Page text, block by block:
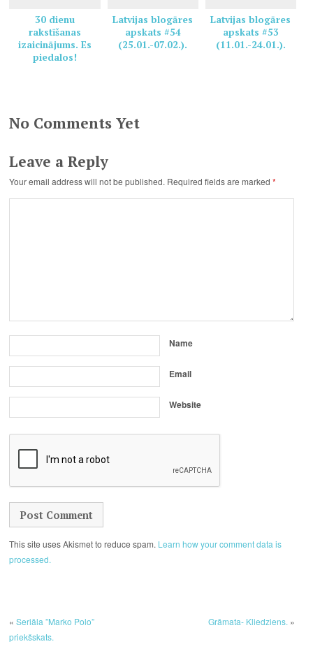
30 dienu
rakstīšanas
izaicinājums. Es
piedalos!
Latvijas blogāres
apskats #54
(25.01.-07.02.).
Latvijas blogāres
apskats #53
(11.01.-24.01.).
No Comments Yet
Leave a Reply
Your email address will not be published. Required fields are marked*
Name
Email
Website
This site uses Akismet to reduce spam. Learn how your comment data is
processed.
«Seriāla ”Marko Polo”
priekšskats.
Grāmata- Kliedziens. »